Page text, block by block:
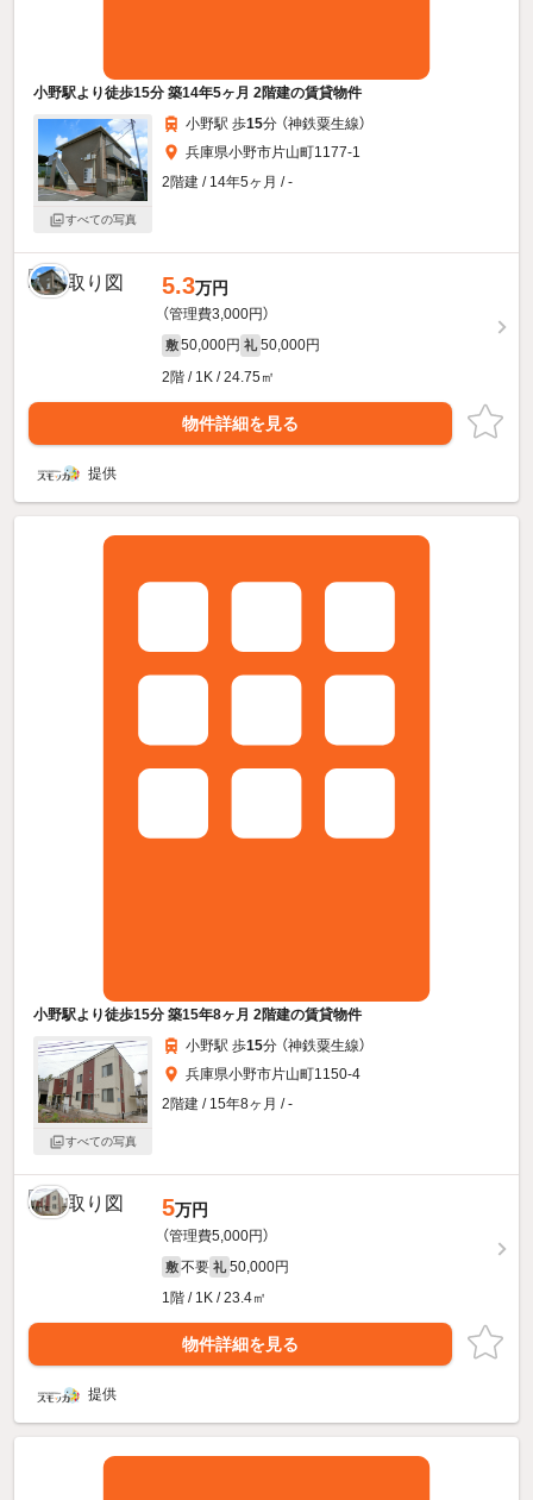
小野駅より徒歩15分 築14年5ヶ月 2階建の賃貸物件
すべての写真
小野駅 歩15分 （神鉄粟生線）
兵庫県小野市片山町1177-1
2階建 / 14年5ヶ月 / -
5.3万円
（管理費3,000円）
敷 50,000円 礼 50,000円
2階 / 1K / 24.75㎡
物件詳細を見る
提供
小野駅より徒歩15分 築15年8ヶ月 2階建の賃貸物件
すべての写真
小野駅 歩15分 （神鉄粟生線）
兵庫県小野市片山町1150-4
2階建 / 15年8ヶ月 / -
5万円
（管理費5,000円）
敷 不要 礼 50,000円
1階 / 1K / 23.4㎡
物件詳細を見る
提供